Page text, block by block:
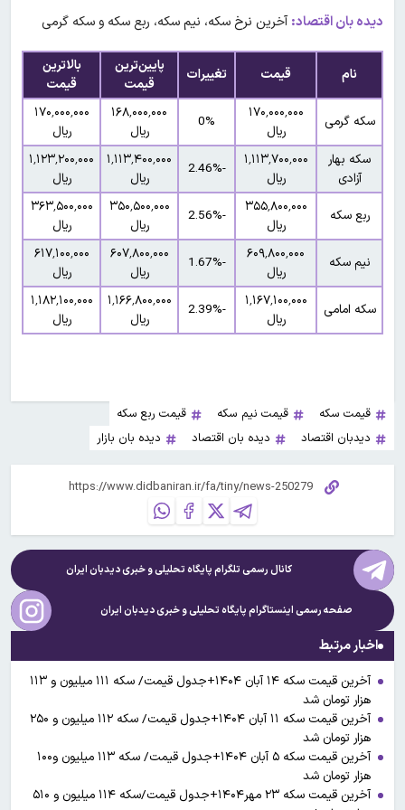
دیده بان اقتصاد:آخرین نرخ سکه، نیم سکه، ربع سکه و سکه گرمی
نام قیمت تغییرات
پایین‌ترین
قیمت
بالاترین
قیمت
سکه گرمی
۱۷۰٬۰۰۰٬۰۰۰
ریال
0%
۱۶۸٬۰۰۰٬۰۰۰
ریال
۱۷۰٬۰۰۰٬۰۰۰
ریال
سکه بهار
آزادی
۱٬۱۱۳٬۷۰۰٬۰۰۰
ریال
-2.46%
۱٬۱۱۳٬۴۰۰٬۰۰۰
ریال
۱٬۱۲۳٬۲۰۰٬۰۰۰
ریال
ربع سکه
۳۵۵٬۸۰۰٬۰۰۰
ریال
-2.56%
۳۵۰٬۵۰۰٬۰۰۰
ریال
۳۶۳٬۵۰۰٬۰۰۰
ریال
نیم سکه
۶۰۹٬۸۰۰٬۰۰۰
ریال
-1.67%
۶۰۷٬۸۰۰٬۰۰۰
ریال
۶۱۷٬۱۰۰٬۰۰۰
ریال
سکه امامی
۱٬۱۶۷٬۱۰۰٬۰۰۰
ریال
-2.39%
۱٬۱۶۶٬۸۰۰٬۰۰۰
ریال
۱٬۱۸۲٬۱۰۰٬۰۰۰
ریال
قیمت سکه قیمت نیم سکه
قیمت ربع سکه
دیدبان اقتصاد
دیده بان اقتصاد دیده بان بازار
کانال رسمی تلگرام پایگاه تحلیلی و خبریدیدبان ایران
صفحه رسمی اینستاگرام پایگاه تحلیلی و خبریدیدبان ایران
اخبار مرتبط
آخرین قیمت سکه ۱۴ آبان ۱۴۰۴+جدول قیمت/ سکه ۱۱۱ میلیون و ۱۱۳
هزار تومان شد
آخرین قیمت سکه ۱۱ آبان ۱۴۰۴+جدول قیمت/ سکه ۱۱۲ میلیون و ۲۵۰
هزار تومان شد
آخرین قیمت سکه ۵ آبان ۱۴۰۴+جدول قیمت/ سکه ۱۱۳ میلیون و۱۰۰
هزار تومان شد
آخرین قیمت سکه ۲۳ مهر۱۴۰۴+جدول قیمت/سکه ۱۱۴ میلیون و ۵۱۰